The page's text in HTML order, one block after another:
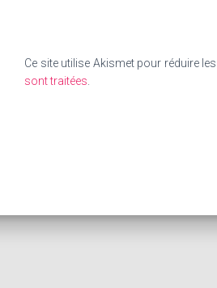
Ce site utilise Akismet pour réduire
sont traitées